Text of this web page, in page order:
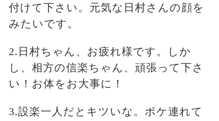
付けて下さい。元気な日村さんの顔を
みたいです。
2.日村ちゃん、お疲れ様です。しか
し、相方の信楽ちゃん、頑張って下さ
い！お体をお大事に！
3.設楽一人だとキツいな。ボケ連れて